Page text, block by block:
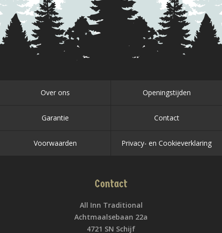
Over ons Openingstijden
Garantie Contact
Voorwaarden Privacy- en Cookieverklaring
Contact
All Inn Traditional
Achtmaalsebaan 22a
4721 SN Schijf